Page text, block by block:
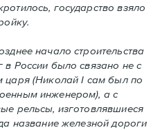
государство взяло
начало строительства
в России было связано не с
царя (Николай I сам был по
инженером), а с
рельсы, изготовлявшиеся
название железной дороги